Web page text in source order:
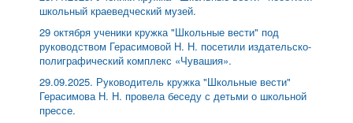
школьный краеведческий музей.
29 октября ученики кружка "Школьные вести" под
руководством Герасимовой Н. Н. посетили издательско-
полиграфический комплекс «Чувашия».
29.09.2025. Руководитель кружка "Школьные вести"
Герасимова Н. Н. провела беседу с детьми о школьной
прессе.